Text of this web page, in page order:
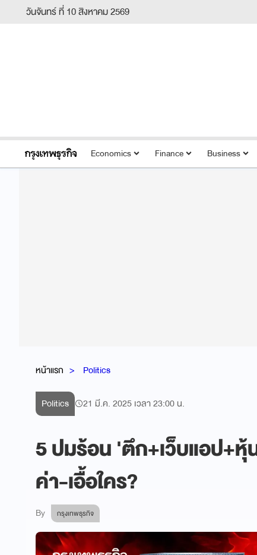
วันจันทร์ ที่ 10 สิงหาคม 2569
Economics Finance Business
หน้าแรก Politics
Politics 21 มี.ค. 2025 เวลา 23:00 น.
5 ปมร้อน 'ตึก+เว็บแอป+
ค่า-เอื้อใคร?
By กรุงเทพธุรกิจ